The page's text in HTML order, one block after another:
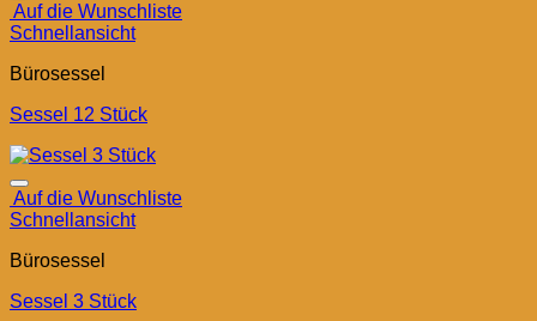
Auf die Wunschliste
Schnellansicht
Bürosessel
Sessel 12 Stück
Auf die Wunschliste
Schnellansicht
Bürosessel
Sessel 3 Stück